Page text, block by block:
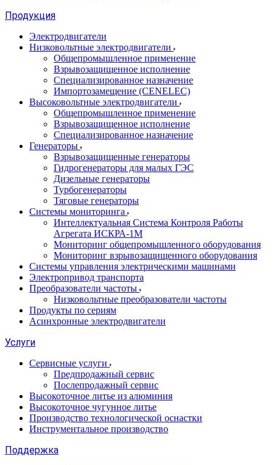
Продукция
Электродвигатели
Низковольтные электродвигатели
Общепромышленное применение
Взрывозащищенное исполнение
Специализированное назначение
Импортозамещение (CENELEC)
Высоковольтные электродвигатели
Общепромышленное применение
Взрывозащищенное исполнение
Специализированное назначение
Генераторы
Взрывозащищенные генераторы
Гидрогенераторы для малых ГЭС
Дизельные генераторы
Турбогенераторы
Тяговые генераторы
Системы мониторинга
Интеллектуальная Система Контроля Работы
Агрегата ИСКРА-1М
Мониторинг общепромышленного оборудования
Мониторинг взрывозащищенного оборудования
Системы управления электрическими машинами
Электропривод транспорта
Преобразователи частоты
Низковольтные преобразователи частоты
Продукты по сериям
Асинхронные электродвигатели
Услуги
Сервисные услуги
Предпродажный сервис
Послепродажный сервис
Высокоточное литье из алюминия
Высокоточное чугунное литье
Производство технологической оснастки
Инструментальное производство
Поддержка